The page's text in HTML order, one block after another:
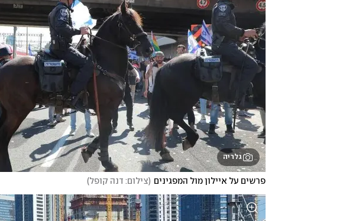
גלריה
פרשים על איילון מול המפגינים (צילום: דנה קופל)